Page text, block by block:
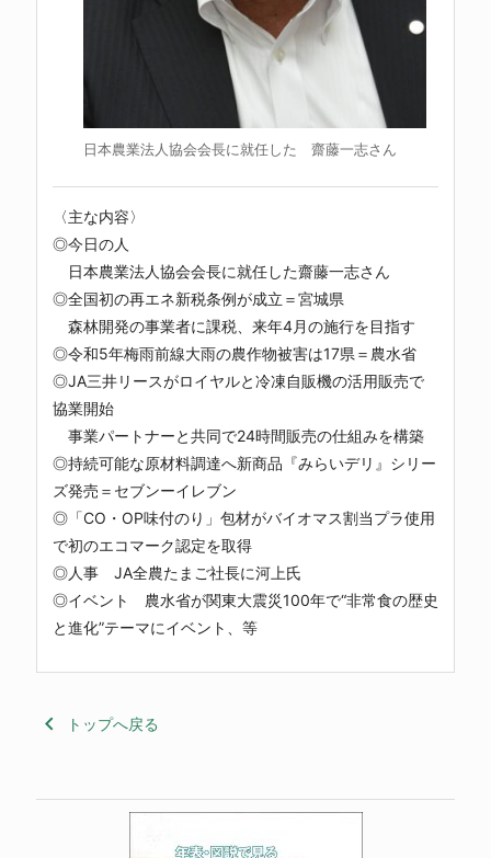
日本農業法人協会会長に就任した 齋藤一志さん
〈主な内容〉
◎今日の人
日本農業法人協会会長に就任した齋藤一志さん
◎全国初の再エネ新税条例が成立＝宮城県
森林開発の事業者に課税、来年4月の施行を目指す
◎令和5年梅雨前線大雨の農作物被害は17県＝農水省
◎JA三井リースがロイヤルと冷凍自販機の活用販売で
協業開始
事業パートナーと共同で24時間販売の仕組みを構築
◎持続可能な原材料調達へ新商品『みらいデリ』シリー
ズ発売＝セブンーイレブン
◎「CO・OP味付のり」包材がバイオマス割当プラ使用
で初のエコマーク認定を取得
◎人事 JA全農たまご社長に河上氏
◎イベント 農水省が関東大震災100年で“非常食の歴史
と進化”テーマにイベント、等
keyboard_arrow_left トップへ戻る